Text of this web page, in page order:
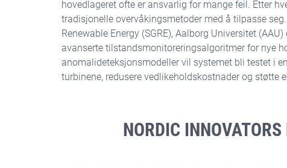
hovedlageret ofte er ansvarlig for mange feil. Etter
tradisjonelle overvåkingsmetoder med å tilpasse
Renewable Energy (SGRE), Aalborg Universitet
avanserte tilstandsmonitoreringsalgoritmer for nye
anomalideteksjonsmodeller vil systemet bli testet i
turbinene, redusere vedlikeholdskostnader og
NORDIC